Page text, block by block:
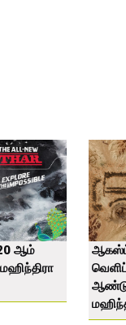
ஆம்